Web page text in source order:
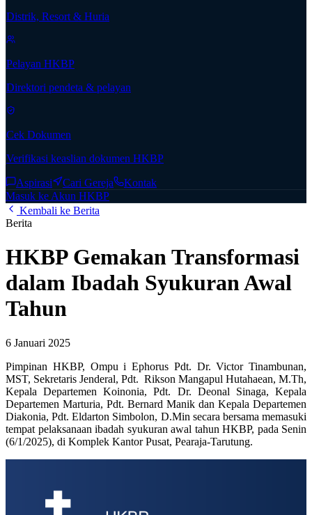
Distrik, Resort & Huria
Pelayan HKBP
Direktori pendeta & pelayan
Cek Dokumen
Verifikasi keaslian dokumen HKBP
Aspirasi Cari Gereja
Kontak
Masuk ke Akun HKBP
Kembali ke Berita
Berita
HKBP Gemakan Transformasi
dalam Ibadah Syukuran Awal
Tahun
6 Januari 2025
Pimpinan HKBP, Ompu i Ephorus Pdt. Dr. Victor Tinambunan,
MST, Sekretaris Jenderal, Pdt. Rikson Mangapul Hutahaean, M.Th,
Kepala Departemen Koinonia, Pdt. Dr. Deonal Sinaga, Kepala
Departemen Marturia, Pdt. Bernard Manik dan Kepala Departemen
Diakonia, Pdt. Eldarton Simbolon, D.Min secara bersama memasuki
tempat pelaksanaan ibadah syukuran awal tahun HKBP, pada Senin
(6/1/2025), di Komplek Kantor Pusat, Pearaja-Tarutung.